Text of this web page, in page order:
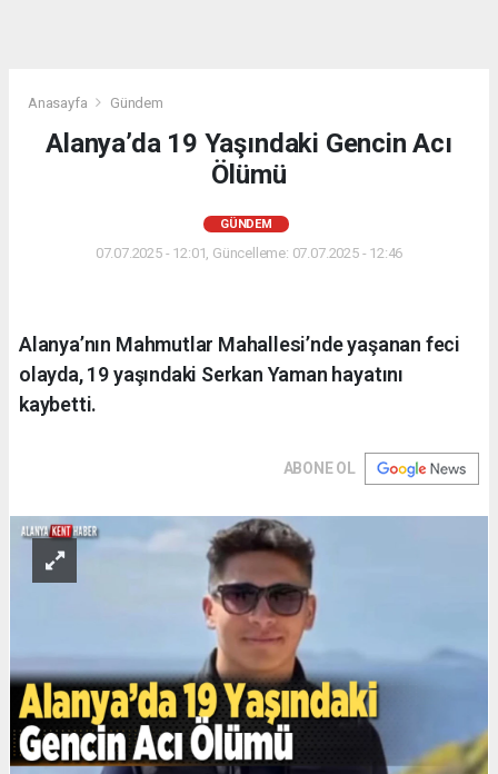
Anasayfa Gündem
Alanya’da 19 Yaşındaki Gencin Acı
Ölümü
GÜNDEM
07.07.2025 - 12:01, Güncelleme: 07.07.2025 - 12:46
Alanya’nın Mahmutlar Mahallesi’nde yaşanan feci
olayda, 19 yaşındaki Serkan Yaman hayatını
kaybetti.
ABONE OL